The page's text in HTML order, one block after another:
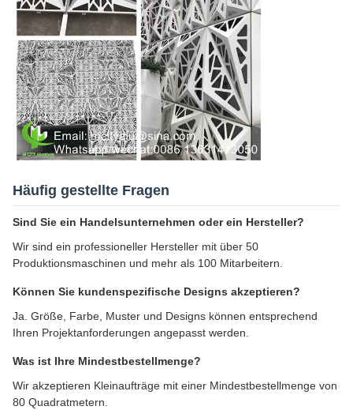
Häufig gestellte Fragen
Sind Sie ein Handelsunternehmen oder ein Hersteller?
Wir sind ein professioneller Hersteller mit über 50
Produktionsmaschinen und mehr als 100 Mitarbeitern.
Können Sie kundenspezifische Designs akzeptieren?
Ja. Größe, Farbe, Muster und Designs können entsprechend
Ihren Projektanforderungen angepasst werden.
Was ist Ihre Mindestbestellmenge?
Wir akzeptieren Kleinaufträge mit einer Mindestbestellmenge von
80 Quadratmetern.